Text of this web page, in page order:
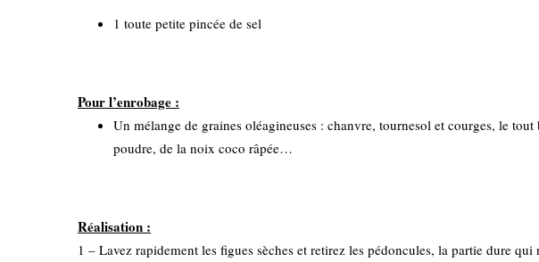
1 toute petite pincée de sel
Pour l’enrobage :
Un mélange de graines oléagineuses : chanvre, tournesol et courges, le
poudre, de la noix coco râpée…
Réalisation :
1 – Lavez rapidement les figues sèches et retirez les pédoncules, la partie dure